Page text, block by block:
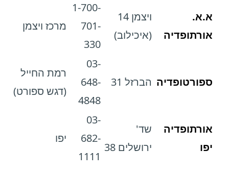
א.א.
אורתופדיה
ויצמן 14
(איכילוב)
1-700-
701-
330
מרכז ויצמן
ספורטופדיה הברזל 31
03-
648-
4848
רמת החייל
(דגש ספורט)
אורתופדיה
יפו
שד'
ירושלים 38
03-
682-
1111
יפו